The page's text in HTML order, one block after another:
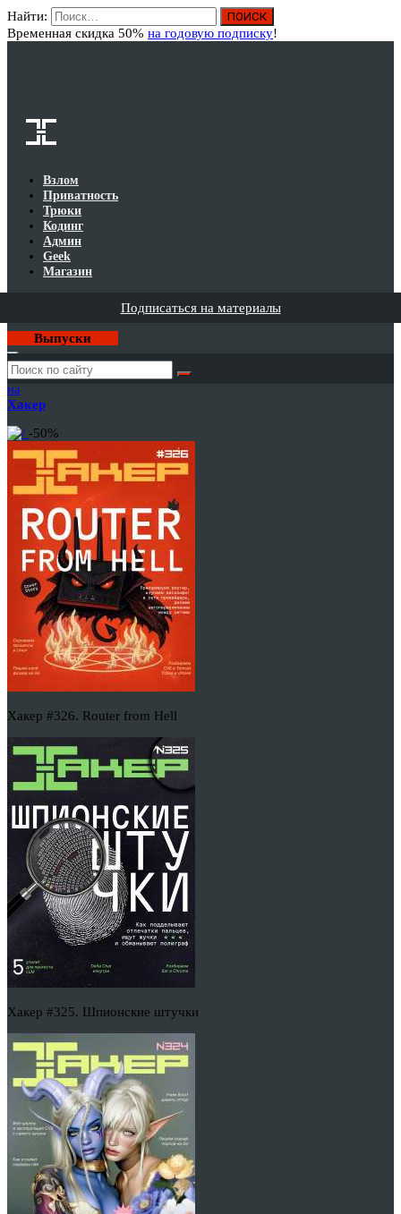
Найти:
Временная скидка 50% на годовую подписку!
Взлом
Приватность
Трюки
Кодинг
Админ
Geek
Магазин
Подписаться на материалы
Выпуски
Годовая
подписка
на
Хакер
-50%
Хакер #326. Router from Hell
Хакер #325. Шпионские штучки